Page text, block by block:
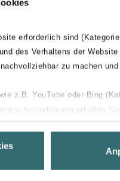
erforderlich sind (Kategorie
des Verhaltens der Website
zu machen
z.B. YouTube oder Bing
erhalten
die bestmögliche
Verfügung zu stellen. Alle